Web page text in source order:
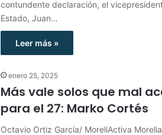
contundente declaración, el
Estado, Juan…
Leer más »
enero 25, 2025
Más vale solos que mal
para el 27: Marko Cortés
Octavio Ortiz García/ MoreliActiva